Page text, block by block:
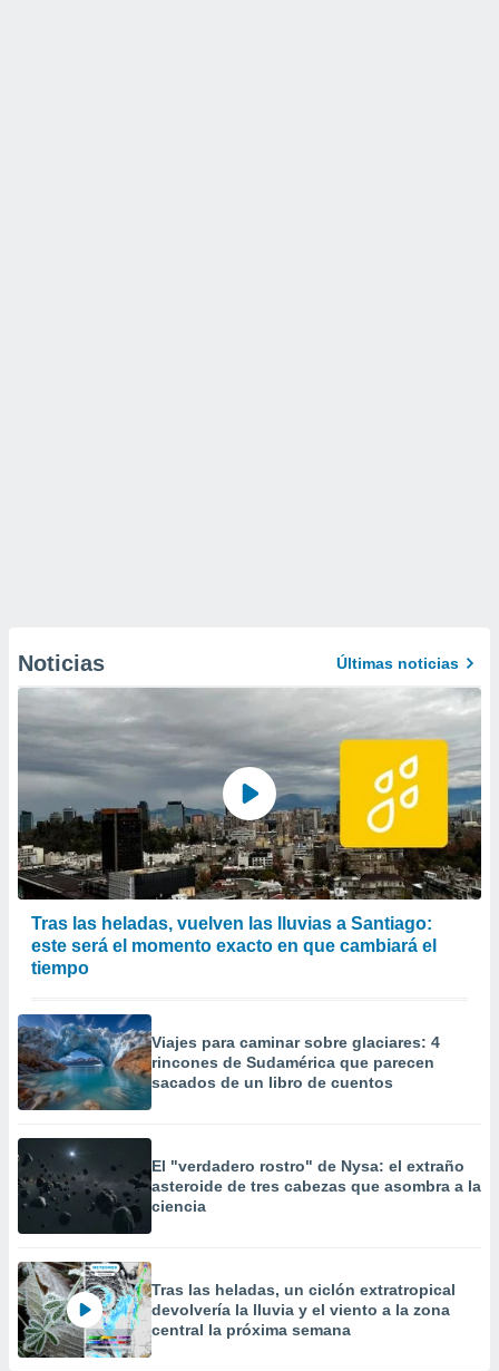
Noticias Últimas noticias
Tras las heladas, vuelven las lluvias a Santiago:
este será el momento exacto en que cambiará el
tiempo
Viajes para caminar sobre glaciares: 4
rincones de Sudamérica que parecen
sacados de un libro de cuentos
El "verdadero rostro" de Nysa: el extraño
asteroide de tres cabezas que asombra a la
ciencia
Tras las heladas, un ciclón extratropical
devolvería la lluvia y el viento a la zona
central la próxima semana